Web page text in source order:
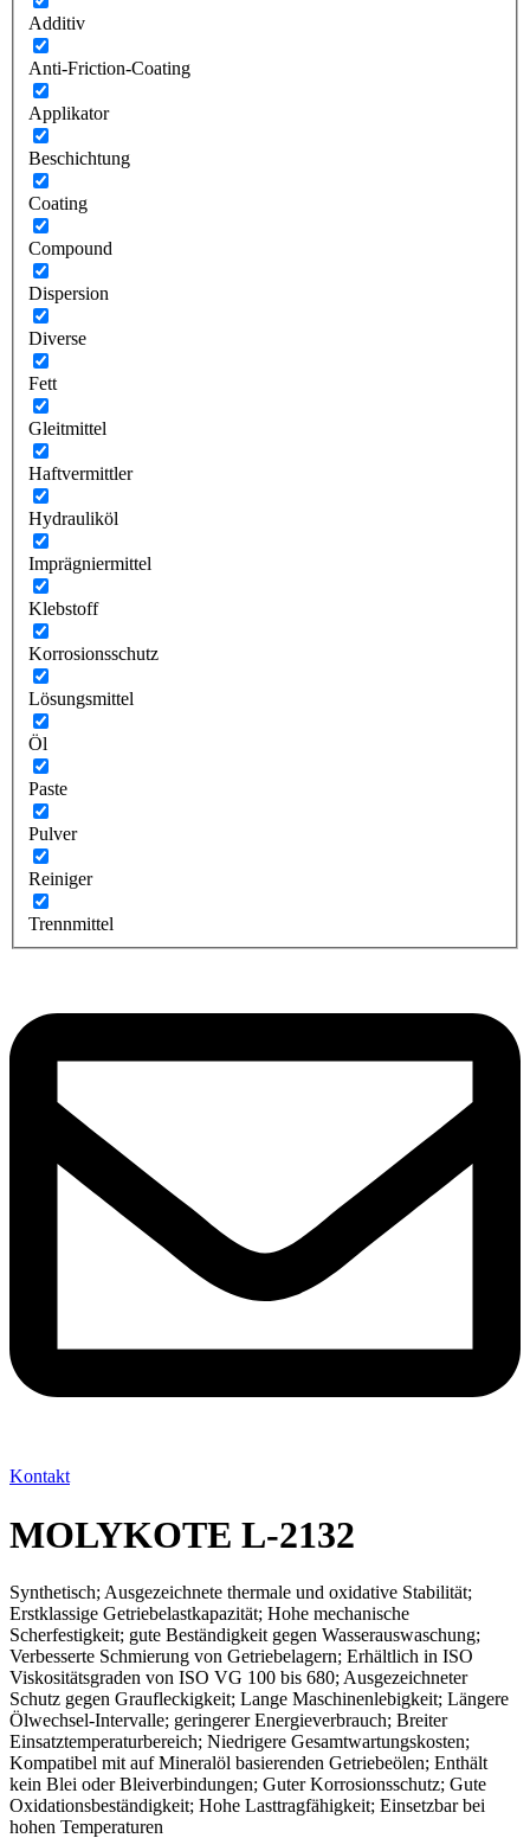
Additiv
Anti-Friction-Coating
Applikator
Beschichtung
Coating
Compound
Dispersion
Diverse
Fett
Gleitmittel
Haftvermittler
Hydrauliköl
Imprägniermittel
Klebstoff
Korrosionsschutz
Lösungsmittel
Öl
Paste
Pulver
Reiniger
Trennmittel
Kontakt
MOLYKOTE L-2132
Synthetisch; Ausgezeichnete thermale und oxidative Stabilität;
Erstklassige Getriebelastkapazität; Hohe mechanische
Scherfestigkeit; gute Beständigkeit gegen Wasserauswaschung;
Verbesserte Schmierung von Getriebelagern; Erhältlich in ISO
Viskositätsgraden von ISO VG 100 bis 680; Ausgezeichneter
Schutz gegen Graufleckigkeit; Lange Maschinenlebigkeit; Längere
Ölwechsel-Intervalle; geringerer Energieverbrauch; Breiter
Einsatztemperaturbereich; Niedrigere Gesamtwartungskosten;
Kompatibel mit auf Mineralöl basierenden Getriebeölen; Enthält
kein Blei oder Bleiverbindungen; Guter Korrosionsschutz; Gute
Oxidationsbeständigkeit; Hohe Lasttragfähigkeit; Einsetzbar bei
hohen Temperaturen